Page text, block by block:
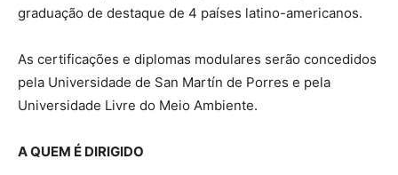
graduação de destaque de 4 países latino-americanos.
As certificações e diplomas modulares serão concedidos
pela Universidade de San Martín de Porres e pela
Universidade Livre do Meio Ambiente.
A QUEM É DIRIGIDO